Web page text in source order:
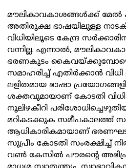
മൗലികാവകാശങ്ങള്‍ക്ക് മേല്‍
അതിരൂക്ഷ ഭാഷയിലുള്ള
വിധിയിലൂടെ കേന്ദ്ര
വന്നില്ല. എന്നാല്‍,
ഭരണകൂടം
സമാഹരിച്ച് എതിര്‍ക്കാന്‍
ലളിതമായ ഭാഷാ
ശക്തവുമായാണ് കോടതി
നൂലിഴകീറി
മറികടക്കുക സമീപകാലത്ത്
ആധികാരികമായാണ്
സുപ്രീം കോടതി സംരക്ഷിച്ച്
വണ്‍ കേസില്‍ പൗരന്റെ